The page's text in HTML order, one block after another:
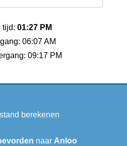
tijd: 01:27 PM
06:07 AM
09:17 PM
berekenen
naar Anloo